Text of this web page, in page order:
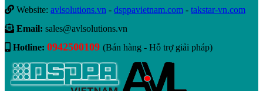
Website: avlsolutions.vn - dsppavietnam.com - takstar-vn.com
Email: sales@avlsolutions.vn
Hotline: 0942500109 (Bán hàng - Hỗ trợ giải pháp)